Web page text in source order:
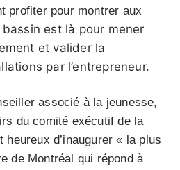
profiter pour montrer aux
bassin est là pour mener
et valider la
par l’entrepreneur.
associé à la jeunesse,
du comité exécutif de la
d’inaugurer « la plus
de Montréal qui répond à